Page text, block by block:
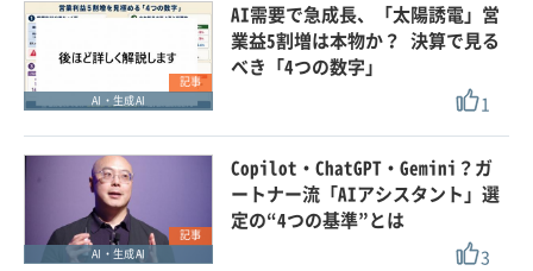
記事
AI・生成AI
AI需要で急成長、「太陽誘電」営
業益5割増は本物か？ 決算で見る
べき「4つの数字」
1
記事
AI・生成AI
Copilot・ChatGPT・Gemini？ガ
ートナー流「AIアシスタント」選
定の“4つの基準”とは
3